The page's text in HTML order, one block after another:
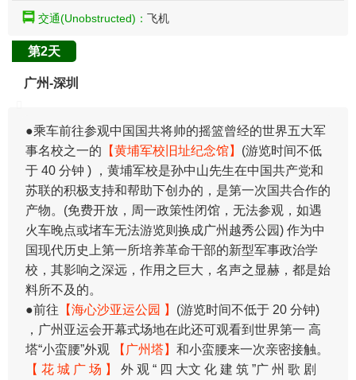
交通(Unobstructed)： 飞机
第2天
广州-深圳
●乘车前往参观中国国共将帅的摇篮曾经的世界五大军
事名校之一的 【黄埔军校旧址纪念馆】 (游览时间不低
于 40 分钟 ) ，黄埔军校是孙中山先生在中国共产党和
苏联的积极支持和帮助下创办的，是第一次国共合作的
产物。(免费开放，周一政策性闭馆，无法参观，如遇
火车晚点或堵车无法游览则换成广州越秀公园) 作为中
国现代历史上第一所培养革命干部的新型军事政治学
校，其影响之深远，作用之巨大，名声之显赫，都是始
料所不及的。
●前往 【海心沙亚运公园 】 (游览时间不低于 20 分钟)
，广州亚运会开幕式场地在此还可观看到世界第一 高
塔“小蛮腰”外观
【广州塔】 和小蛮腰来一次亲密接触。
【 花 城 广 场 】
外 观 “ 四 大文 化 建 筑 ”广 州 歌 剧